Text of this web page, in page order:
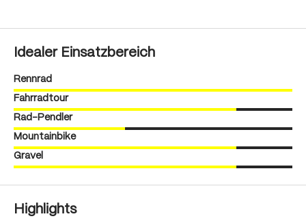
Idealer Einsatzbereich
Rennrad
Fahrradtour
Rad-Pendler
Mountainbike
Gravel
Highlights